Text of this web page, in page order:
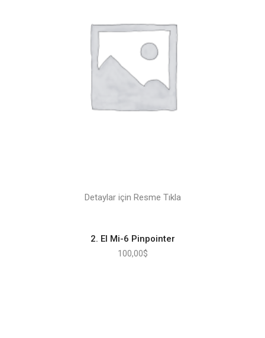
Detaylar için Resme Tıkla
2. El Mi-6 Pinpointer
100,00$